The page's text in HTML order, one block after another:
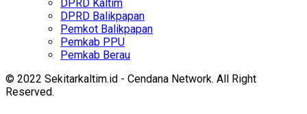
DPRD Kaltim
DPRD Balikpapan
Pemkot Balikpapan
Pemkab PPU
Pemkab Berau
© 2022 Sekitarkaltim.id - Cendana Network. All Right
Reserved.